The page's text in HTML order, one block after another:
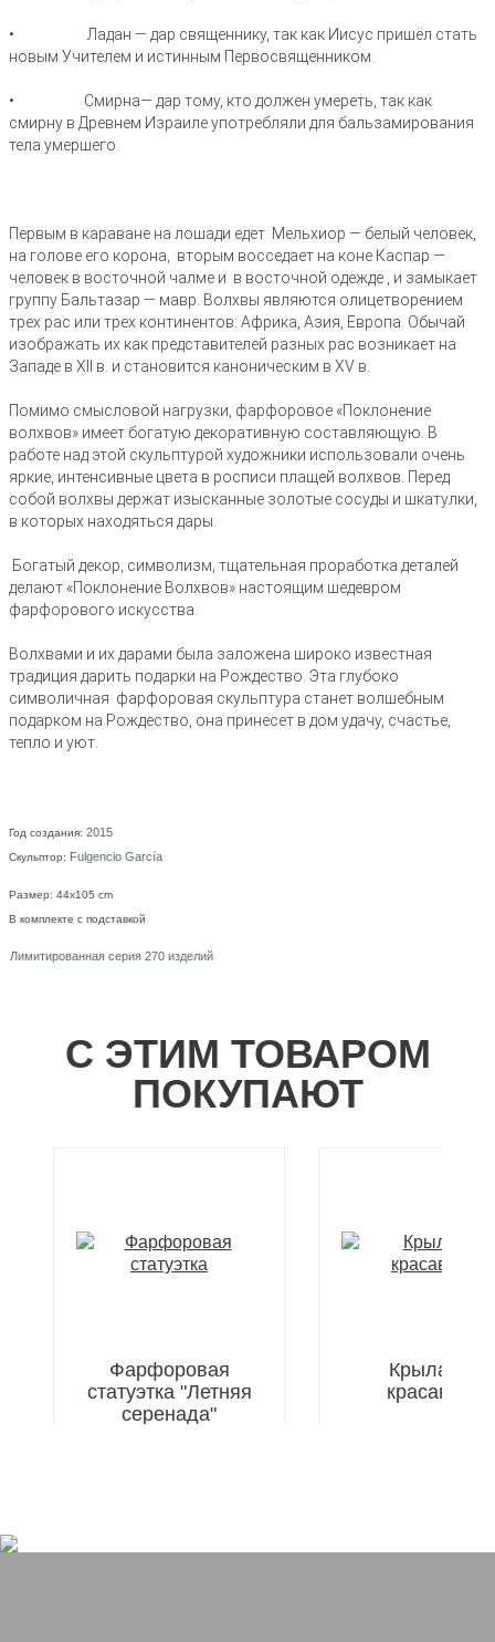
• Ладан — дар священнику, так как Иисус пришёл стать
новым Учителем и истинным Первосвященником.
• Смирна— дар тому, кто должен умереть, так как
смирну в Древнем Израиле употребляли для бальзамирования
тела умершего.
Первым в караване на лошади едет Мельхиор — белый человек,
на голове его корона, вторым восседает на коне Каспар —
человек в восточной чалме и в восточной одежде , и замыкает
группу Бальтазар — мавр. Волхвы являются олицетворением
трех рас или трех континентов: Африка, Азия, Европа. Обычай
изображать их как представителей разных рас возникает на
Западе в XII в. и становится каноническим в XV в.
Помимо смысловой нагрузки, фарфоровое «Поклонение
волхвов» имеет богатую декоративную составляющую. В
работе над этой скульптурой художники использовали очень
яркие, интенсивные цвета в росписи плащей волхвов. Перед
собой волхвы держат изысканные золотые сосуды и шкатулки,
в которых находяться дары.
Богатый декор, символизм, тщательная проработка деталей
делают «Поклонение Волхвов» настоящим шедевром
фарфорового искусства.
Волхвами и их дарами была заложена широко известная
традиция дарить подарки на Рождество. Эта глубоко
символичная фарфоровая скульптура станет волшебным
подарком на Рождество, она принесет в дом удачу, счастье,
тепло и уют.
Год создания: 2015
Скульптор: Fulgencio García
Размер: 44x105 cm
В комплекте с подставкой
Лимитированная серия 270 изделий
С ЭТИМ ТОВАРОМ
ПОКУПАЮТ
Фарфоровая
статуэтка "Летняя
серенада"
Крылатая
красавица